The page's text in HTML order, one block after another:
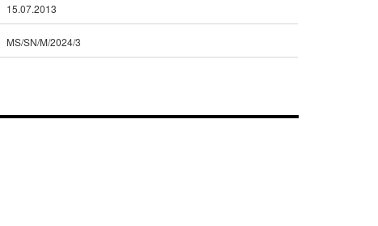
15.07.2013
MS/SN/M/2024/3